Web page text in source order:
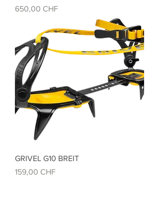
Preis
650,00 CHF
GRIVEL G10 BREIT
Preis
159,00 CHF